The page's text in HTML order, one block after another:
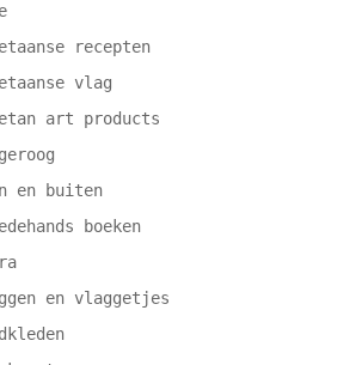
recepten
vlag
art products
en buiten
boeken
en vlaggetjes